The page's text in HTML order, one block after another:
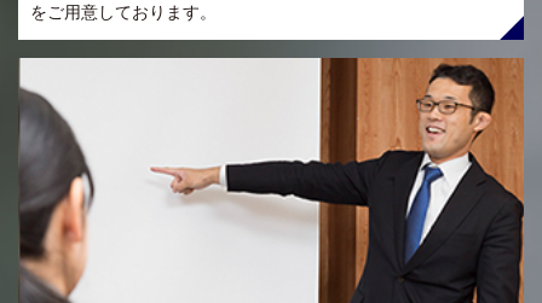
をご用意しております。